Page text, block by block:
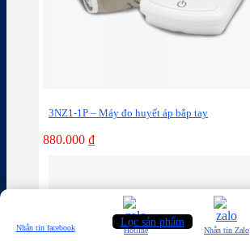
3NZ1-1P – Máy đo huyết áp bắp tay
880.000 ₫
Lọc sản phẩm
Nhắn tin facebook Hotline Nhắn tin Zalo